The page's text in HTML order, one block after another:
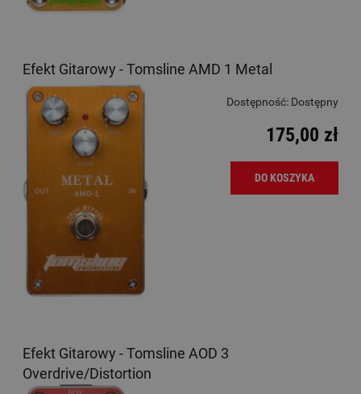
Efekt Gitarowy - Tomsline AMD 1 Metal
Dostępność: Dostępny
175,00 zł
DO KOSZYKA
Efekt Gitarowy - Tomsline AOD 3
Overdrive/Distortion